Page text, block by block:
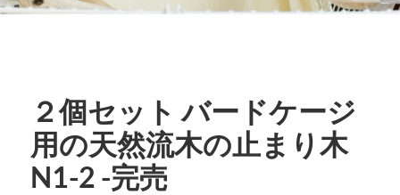
２個セット バードケージ
用の天然流木の止まり木
N1-2 -完売